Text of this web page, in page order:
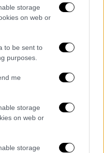
storage
on web or
to be sent to
purposes.
me
storage
on web or
storage
ο
«δεν έχει
αδέσποτα ζώα και
μία
τον θάνατο ενός
σ' αυτήν την
ειπώθηκε
ελεύθερος
για την